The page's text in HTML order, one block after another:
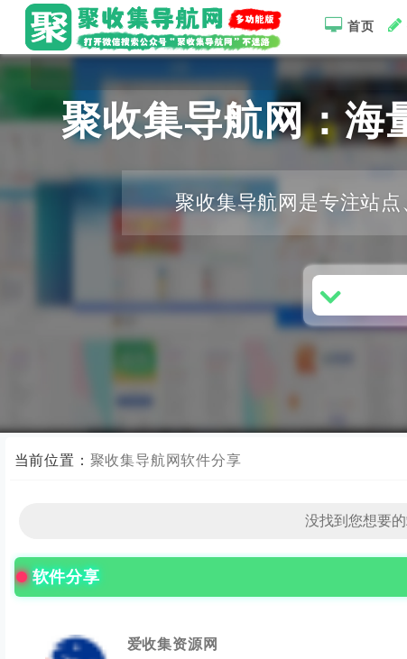
首页
聚收集导航网：海
聚收集导航网是专注站
当前位置： 聚收集导航网软件分享
软件分享
爱收集资源网